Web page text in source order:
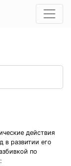
действия
в развитии его
по